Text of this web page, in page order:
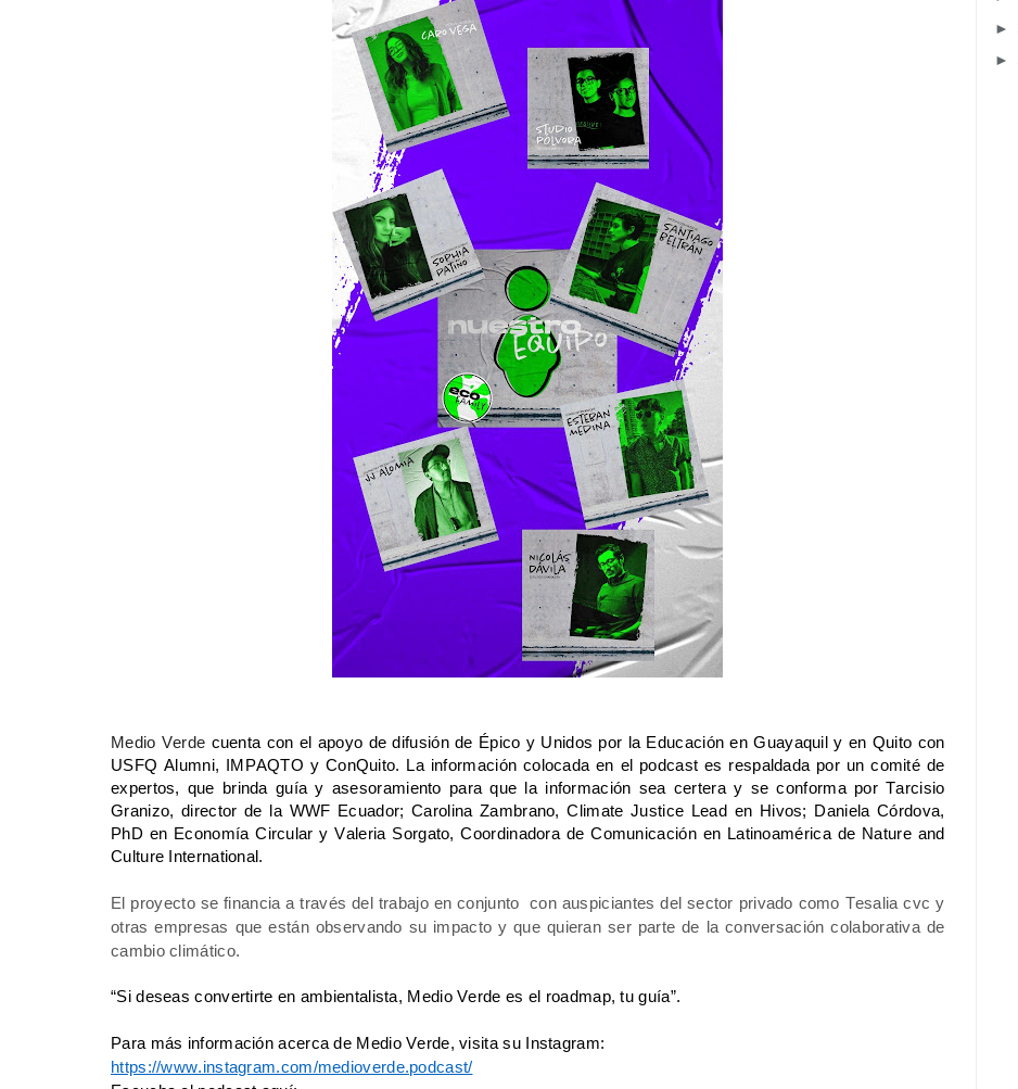
Medio Verde cuenta con el apoyo de difusión de Épico y Unidos por la Educación en Guayaquil y en Quito con
USFQ Alumni, IMPAQTO y ConQuito. La información colocada en el podcast es respaldada por un comité de
expertos, que brinda guía y asesoramiento para que la información sea certera y se conforma por Tarcisio
Granizo, director de la WWF Ecuador; Carolina Zambrano, Climate Justice Lead en Hivos; Daniela Córdova,
PhD en Economía Circular y Valeria Sorgato, Coordinadora de Comunicación en Latinoamérica de Nature and
Culture International.
El proyecto se financia a través del trabajo en conjunto  con auspiciantes del sector privado como Tesalia cvc y
otras empresas que están observando su impacto y que quieran ser parte de la conversación colaborativa de
cambio climático.
“Si deseas convertirte en ambientalista, Medio Verde es el roadmap, tu guía”.
Para más información acerca de Medio Verde, visita su Instagram:
https://www.instagram.com/medioverde.podcast/
►
►